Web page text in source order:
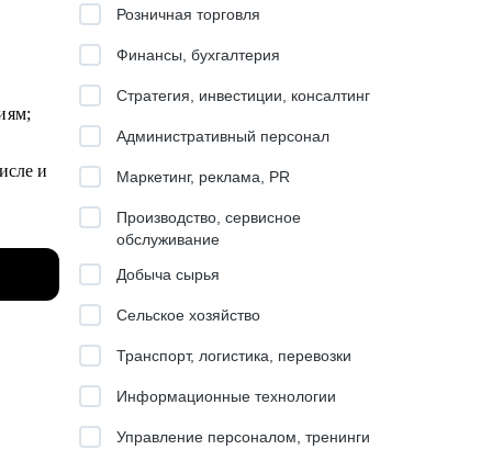
и
Розничная торговля
Финансы, бухгалтерия
Стратегия, инвестиции, консалтинг
Административный персонал
Маркетинг, реклама, PR
Производство, сервисное
обслуживание
Добыча сырья
Сельское хозяйство
Транспорт, логистика, перевозки
Информационные технологии
Управление персоналом, тренинги